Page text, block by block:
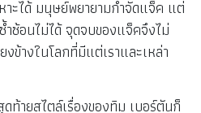
าะได้ มนุษย์พยายามกำจัดแจ็ค แต่
ซ้อนไม่ได้ จุดจบของแจ็คจึงไม่
ข้างในโลกที่มีแต่เราและเหล่า
ายสไตล์เรื่องของทิม เบอร์ตันก็